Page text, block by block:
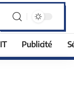
IT Publicité